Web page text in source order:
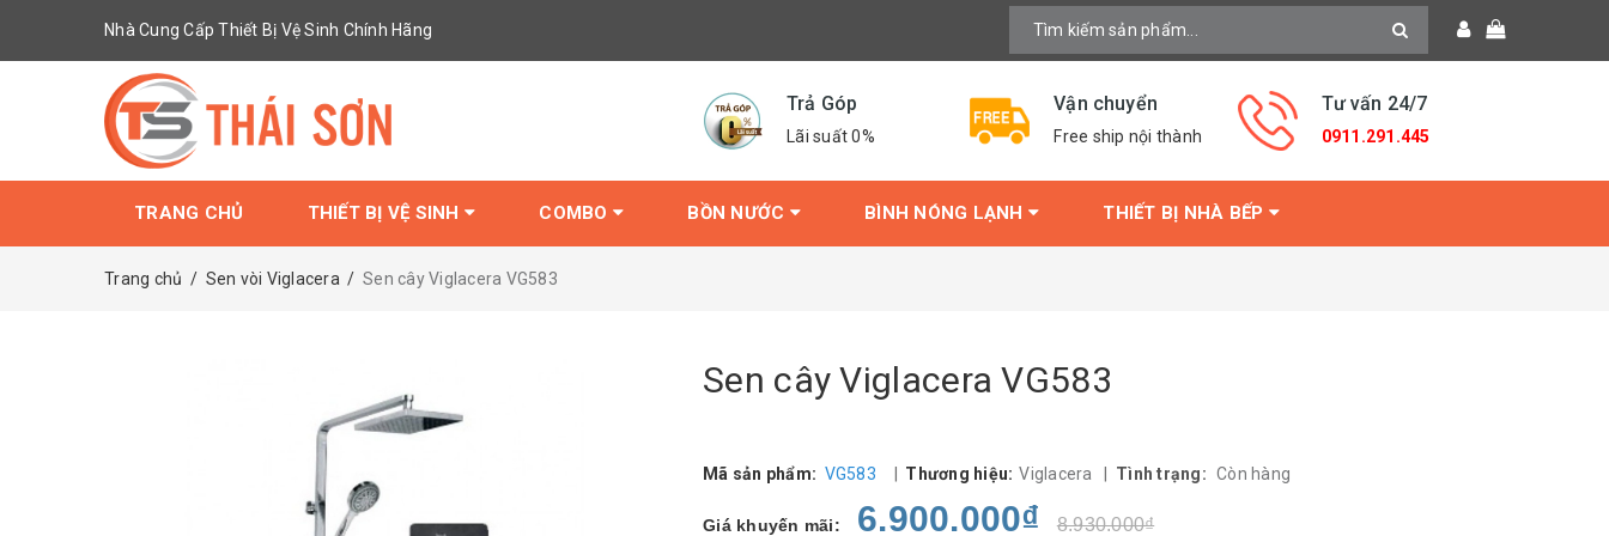
Nhà Cung Cấp Thiết Bị Vệ Sinh Chính Hãng
Trả Góp
Lãi suất 0%
Vận chuyển
Free ship nội thành
Tư vấn 24/7
0911.291.445
TRANG CHỦ THIẾT BỊ VỆ SINH COMBO BỒN NƯỚC BÌNH NÓNG LẠNH THIẾT BỊ NHÀ BẾP
Trang chủ / Sen vòi Viglacera / Sen cây Viglacera VG583
Sen cây Viglacera VG583
Mã sản phẩm: VG583 Thương hiệu: Viglacera Tình trạng: Còn hàng
Giá khuyến mãi: 6.900.000₫ 8.930.000₫